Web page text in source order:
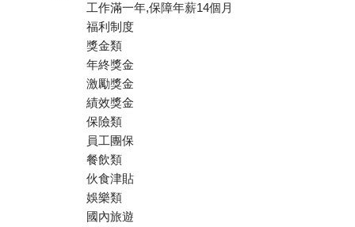
工作滿一年,保障年薪14個月
福利制度
獎金類
年終獎金
激勵獎金
績效獎金
保險類
員工團保
餐飲類
伙食津貼
娛樂類
國內旅遊